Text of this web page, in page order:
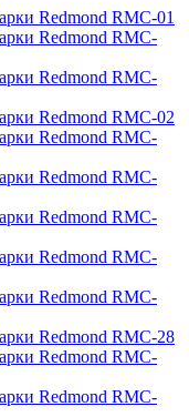
Redmond RMC-01
Redmond RMC-
Redmond RMC-
Redmond RMC-02
Redmond RMC-
Redmond RMC-
Redmond RMC-
Redmond RMC-
Redmond RMC-
Redmond RMC-28
Redmond RMC-
Redmond RMC-